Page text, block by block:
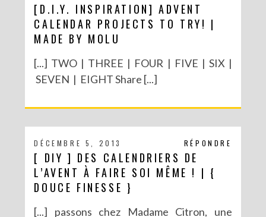
[D.I.Y. INSPIRATION] ADVENT
CALENDAR PROJECTS TO TRY! |
MADE BY MOLU
[...] TWO | THREE | FOUR | FIVE | SIX |
SEVEN | EIGHT Share [...]
RÉPONDRE
DÉCEMBRE 5, 2013
[ DIY ] DES CALENDRIERS DE
L’AVENT À FAIRE SOI MÊME ! | {
DOUCE FINESSE }
[...] passons chez Madame Citron, une